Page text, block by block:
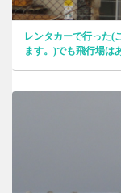
レンタカーで行った(
ます。)でも飛行場は